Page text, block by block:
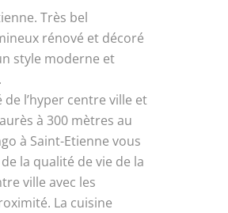
Très bel
rénové et décoré
style moderne et
l’hyper centre ville et
à 300 mètres au
à Saint-Etienne vous
la qualité de vie de la
ville avec les
La cuisine